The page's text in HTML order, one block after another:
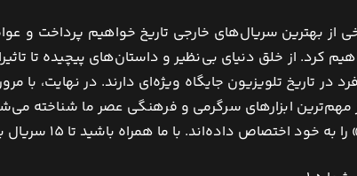
از بهترین سریال‌های خارجی تاریخ خواهیم پرداخت و
کرد. از خلق دنیای بی‌نظیر و داستان‌های پیچیده تا
تاریخ تلویزیون جایگاه ویژه‌ای دارند. در نهایت، با
مهم‌ترین ابزارهای سرگرمی و فرهنگی عصر ما شناخته
داده‌اند. با ما همراه باشید تا 15 سریال برتر جهان را معرفی کنیم.